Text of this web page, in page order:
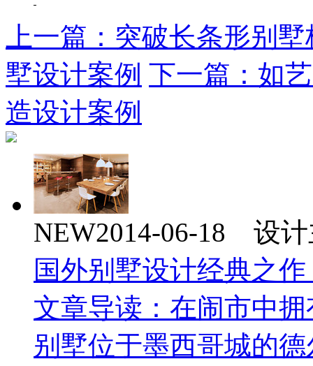
上一篇：突破长条形别
墅设计案例 下一篇：如
造设计案例
NEW2014-06-18 设
国外别墅设计经典之
文章导读：在闹市中拥
别墅位于墨西哥城的